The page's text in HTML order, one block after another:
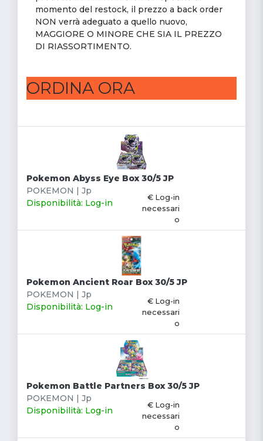
momento del restock, il prezzo a back order
NON verrà adeguato a quello nuovo,
MAGGIORE O MINORE CHE SIA IL PREZZO
DI RIASSORTIMENTO.
ORDINA ORA
Pokemon Abyss Eye Box 30/5 JP
POKEMON | Jp
Disponibilità: Log-in
€ Log-in
necessari
o
Pokemon Ancient Roar Box 30/5 JP
POKEMON | Jp
Disponibilità: Log-in
€ Log-in
necessari
o
Pokemon Battle Partners Box 30/5 JP
POKEMON | Jp
Disponibilità: Log-in
€ Log-in
necessari
o